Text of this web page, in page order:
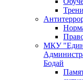
МКУ
Бодай